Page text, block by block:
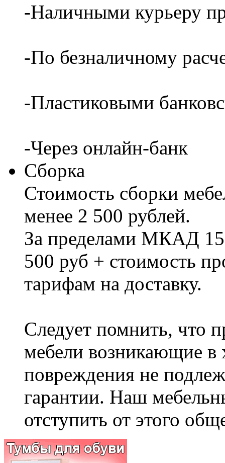
-Наличными курьеру
-По безналичному
-Пластиковыми
-Через онлайн-банк
Сборка
Стоимость сборки
менее 2 500 рублей.
За пределами МКАД
500 руб + стоимость
тарифам на доставку.
Следует помнить, что
мебели возникающие в
повреждения не
гарантии. Наш
отступить от этого